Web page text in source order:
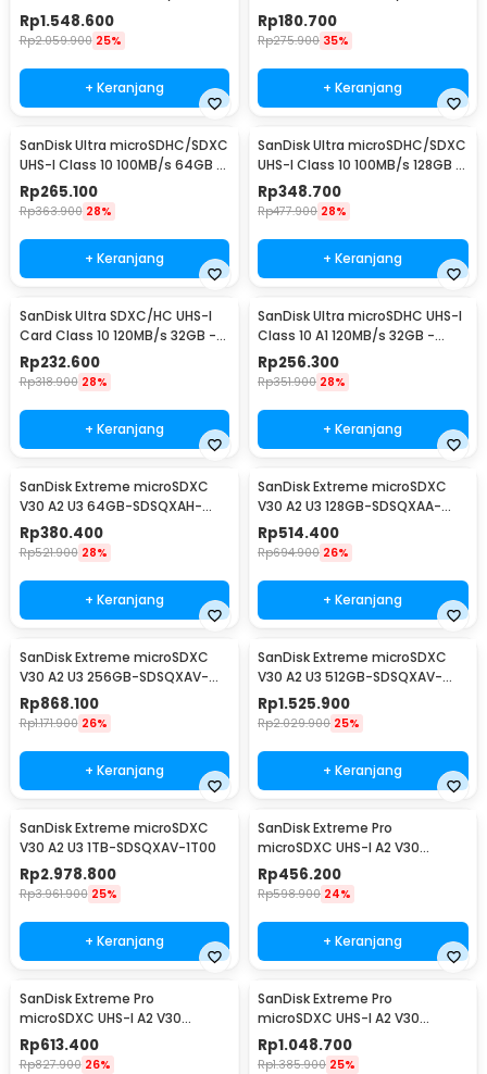
- SDSQQVR
Rp1.548.600
Rp2.059.900 25%
+ Keranjang
SDSQUNR
Rp180.700
Rp275.900 35%
+ Keranjang
SanDisk Ultra microSDHC/SDXC
UHS-I Class 10 100MB/s 64GB -
SDSQUNR
Rp265.100
Rp363.900 28%
+ Keranjang
SanDisk Ultra microSDHC/SDXC
UHS-I Class 10 100MB/s 128GB -
SDSQUNR
Rp348.700
Rp477.900 28%
+ Keranjang
SanDisk Ultra SDXC/HC UHS-I
Card Class 10 120MB/s 32GB -
SDSDUN4
Rp232.600
Rp318.900 28%
+ Keranjang
SanDisk Ultra microSDHC UHS-I
Class 10 A1 120MB/s 32GB -
SDSQUA4
Rp256.300
Rp351.900 28%
+ Keranjang
SanDisk Extreme microSDXC
V30 A2 U3 64GB-SDSQXAH-
064G
Rp380.400
Rp521.900 28%
+ Keranjang
SanDisk Extreme microSDXC
V30 A2 U3 128GB-SDSQXAA-
128G
Rp514.400
Rp694.900 26%
+ Keranjang
SanDisk Extreme microSDXC
V30 A2 U3 256GB-SDSQXAV-
256G
Rp868.100
Rp1.171.900 26%
+ Keranjang
SanDisk Extreme microSDXC
V30 A2 U3 512GB-SDSQXAV-
512G
Rp1.525.900
Rp2.029.900 25%
+ Keranjang
SanDisk Extreme microSDXC
V30 A2 U3 1TB-SDSQXAV-1T00
Rp2.978.800
Rp3.961.900 25%
+ Keranjang
SanDisk Extreme Pro
microSDXC UHS-I A2 V30
200MB/s 64GB-SDSQXCU-
064G
Rp456.200
Rp598.900 24%
+ Keranjang
SanDisk Extreme Pro
microSDXC UHS-I A2 V30
200MB/s 128GB-SDSQXCD-
128G
Rp613.400
Rp827.900 26%
SanDisk Extreme Pro
microSDXC UHS-I A2 V30
200MB/s 256GB-SDSQXCD-
256G
Rp1.048.700
Rp1.385.900 25%